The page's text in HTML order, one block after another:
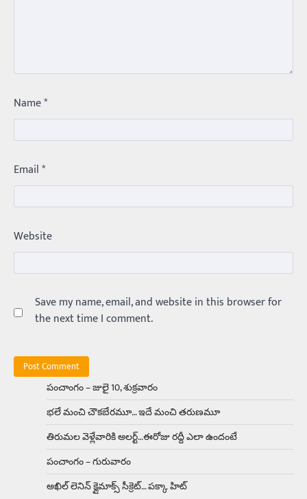
Name*
Email*
Website
Save my name, email, and website in this browser for
the next time I comment.
పంచాంగం – జులై 10, శుక్రవారం
భలే మంచి చౌకబేరమూ… ఇదే మంచి తరుణమూ
తిరుమల వెళ్లేవారికి అలర్ట్‌…ఈరోజు రద్దీ ఎలా ఉందంటే
పంచాంగం – గురువారం
అఖిల్‌ లెనిన్ క్లైమాక్స్‌ సీక్రెట్‌… పక్కా హిట్‌
Trending
కలను నిజం చేసిన కారు ఏదైనా ఉందంటే అది మారుతి
Trending
ఏంది గురూ ఇంత అందంగా ఉన్నాడు…
బోమ్మ అని పిలుస్తాం. స్పెయిన్‌ అమ్మాయిలు చాలా
Trending
ఉత్తర ప్రదేశ్‌లోని ఝాన్సీ జిల్లాలో ఒక వింతైన రోడ్డు
ప్రమాదం చోటుచేసుకుంది. ఝాన్సీ–కాన్పూర్ జాతీయ
రహదారిపై వేల సంఖ్యలో బీరు…
Trending
అక్కడ ఆదివారం బట్టలు ఉతికితే…జైలుకే
Balachander 13/06/2026